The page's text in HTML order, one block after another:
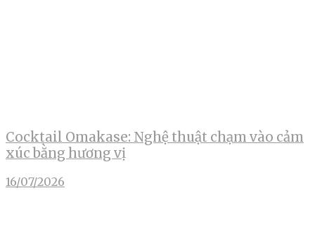
Cocktail Omakase: Nghệ thuật chạm vào cảm
xúc bằng hương vị
16/07/2026